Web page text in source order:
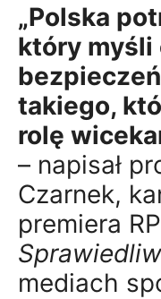
„Polska
który myśli
takiego,
rolę
– napisał
Czarnek,
premiera RP
mediach